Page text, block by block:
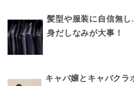
髪型や服装に自信無
身だしなみが大事！
キャバ嬢とキャバクラ